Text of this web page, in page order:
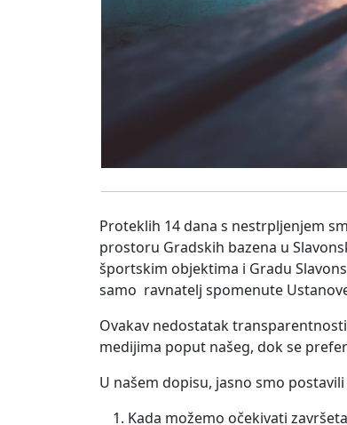
Proteklih 14 dana s nestrpljenjem
prostoru Gradskih bazena u
športskim objektima i Gradu
samo ravnatelj spomenute
Ovakav nedostatak
medijima poput našeg, dok se
U našem dopisu, jasno smo
Kada možemo očekivati